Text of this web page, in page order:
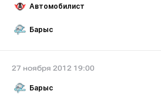
Автомобилист
Барыс
27 ноября 2012 19:00
Барыс